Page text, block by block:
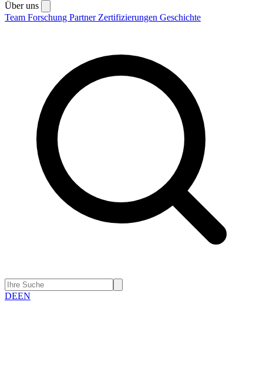
Über uns
Team Forschung Partner Zertifizierungen Geschichte
DEEN